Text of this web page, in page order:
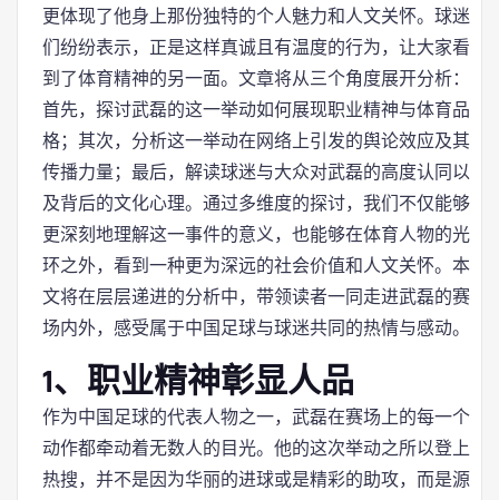
更体现了他身上那份独特的个人魅力和人文关怀。球迷
们纷纷表示，正是这样真诚且有温度的行为，让大家看
到了体育精神的另一面。文章将从三个角度展开分析：
首先，探讨武磊的这一举动如何展现职业精神与体育品
格；其次，分析这一举动在网络上引发的舆论效应及其
传播力量；最后，解读球迷与大众对武磊的高度认同以
及背后的文化心理。通过多维度的探讨，我们不仅能够
更深刻地理解这一事件的意义，也能够在体育人物的光
环之外，看到一种更为深远的社会价值和人文关怀。本
文将在层层递进的分析中，带领读者一同走进武磊的赛
场内外，感受属于中国足球与球迷共同的热情与感动。
1、职业精神彰显人品
作为中国足球的代表人物之一，武磊在赛场上的每一个
动作都牵动着无数人的目光。他的这次举动之所以登上
热搜，并不是因为华丽的进球或是精彩的助攻，而是源